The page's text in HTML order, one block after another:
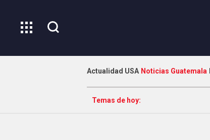
Actualidad USA Noticias Guatemala
Temas de hoy: